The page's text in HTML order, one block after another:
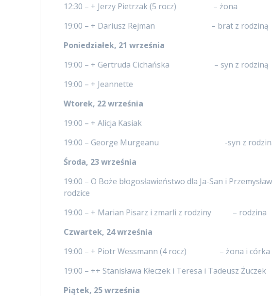
12:30 – + Jerzy Pietrzak (5 rocz) – żona
19:00 – + Dariusz Rejman – brat z rodziną
Poniedziałek, 21 września
19:00 – + Gertruda Cichańska – syn z rodziną
19:00 – + Jeannette
Wtorek, 22 września
19:00 – + Alicja Kasiak
19:00 – George Murgeanu -syn z
Środa, 23 września
19:00 – O Boże błogosławieństwo dla Ja-San i
rodzice
19:00 – + Marian Pisarz i zmarli z rodziny – rodzina
Czwartek, 24 września
19:00 – + Piotr Wessmann (4 rocz) – żona i córka
19:00 – ++ Stanisława Kłeczek i Teresa i Tadeusz Żuczek
Piątek, 25 września